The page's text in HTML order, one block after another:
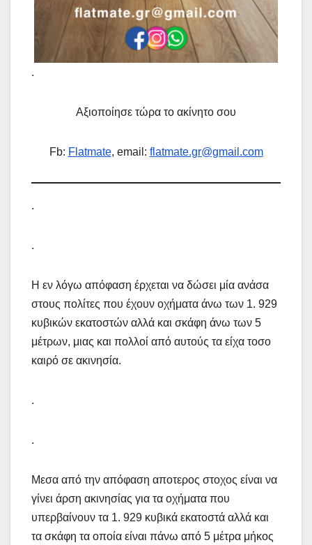
.
Αξιοποίησε τώρα το ακίνητο σου
Fb: Flatmate, email: flatmate.gr@gmail.com
.
.
Η εν λόγω απόφαση έρχεται να δώσει μία ανάσα
στους πολίτες που έχουν οχήματα άνω των 1. 929
κυβικών εκατοστών αλλά και σκάφη άνω των 5
μέτρων, μιας και πολλοί από αυτούς τα είχα τοσο
καιρό σε ακινησία.
.
.
Μεσα από την απόφαση αποτερος στοχος είναι να
γίνει άρση ακινησίας για τα οχήματα που
υπερβαίνουν τα 1. 929 κυβικά εκατοστά αλλά και
τα σκάφη τα οποία είναι πάνω από 5 μέτρα μήκος